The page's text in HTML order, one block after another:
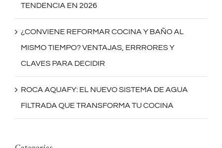
TENDENCIA EN 2026
¿CONVIENE REFORMAR COCINA Y BAÑO AL
MISMO TIEMPO? VENTAJAS, ERRRORES Y
CLAVES PARA DECIDIR
ROCA AQUAFY: EL NUEVO SISTEMA DE AGUA
FILTRADA QUE TRANSFORMA TU COCINA